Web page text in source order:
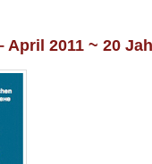
April 2011 ~ 20